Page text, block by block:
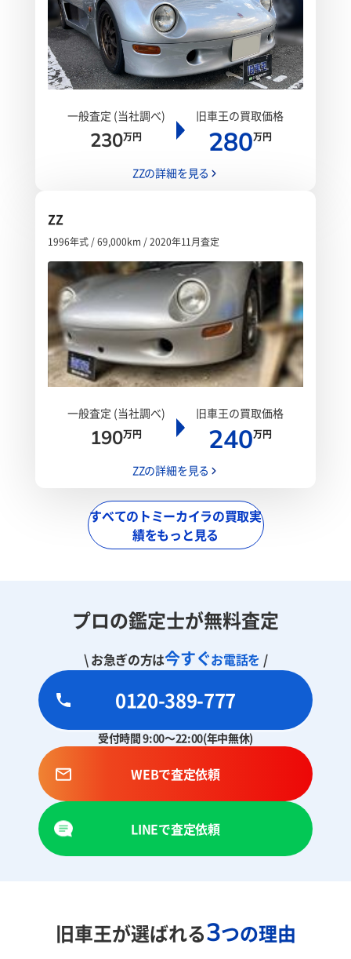
一般査定 (当社調べ)
230万円
旧車王の買取価格
280万円
ZZの詳細を見る
ZZ
1996年式 / 69,000km / 2020年11月査定
一般査定 (当社調べ)
190万円
旧車王の買取価格
240万円
ZZの詳細を見る
すべてのトミーカイラの買取実
績をもっと見る
プロの鑑定士が無料査定
\ お急ぎの方は今すぐお電話を /
0120-389-777
受付時間 9:00～22:00(年中無休)
WEBで査定依頼
LINEで査定依頼
旧車王が選ばれる3つの理由